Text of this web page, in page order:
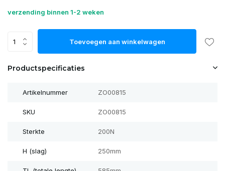
verzending binnen 1-2 weken
Toevoegen aan winkelwagen
Productspecificaties
Artikelnummer ZO00815
SKU ZO00815
Sterkte 200N
H (slag) 250mm